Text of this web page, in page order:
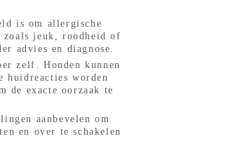
is om allergische
jeuk, roodheid of
advies en diagnose.
zelf. Honden kunnen
worden
de exacte oorzaak te
aanbevelen om
en over te schakelen